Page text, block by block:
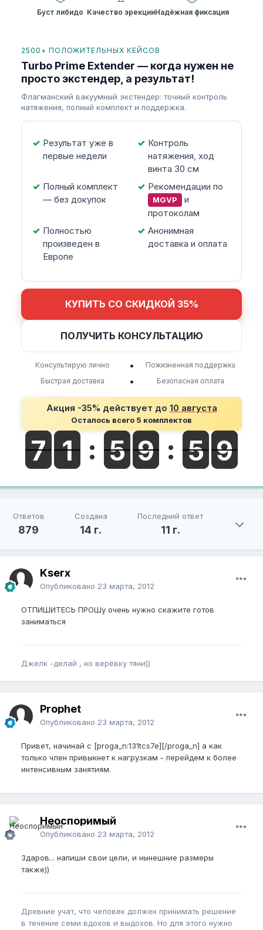
Буст либидо Качество эрекцииНадёжная фиксация
2500+ ПОЛОЖИТЕЛЬНЫХ КЕЙСОВ
Turbo Prime Extender — когда нужен не
просто экстендер, а результат!
Флагманский вакуумный экстендер: точный контроль
натяжения, полный комплект и поддержка.
Результат уже в
первые недели
Контроль
натяжения, ход
винта 30 см
Полный комплект
— без докупок
Рекомендации по
MGVP
и
протоколам
Полностью
произведен в
Европе
Анонимная
доставка и оплата
КУПИТЬ СО СКИДКОЙ 35%
ПОЛУЧИТЬ КОНСУЛЬТАЦИЮ
Консультирую лично •
Пожизненная поддержка
Быстрая доставка
• Безопасная оплата
Акция -35% действует до 10 августа
Осталось всего 5 комплектов
Ответов
879
Создана
14 г.
Последний ответ
11 г.
Kserx
Опубликовано 23 марта, 2012
ОТПИШИТЕСЬ ПРОШу очень нужно скажите готов
заниматься
Джелк -делай , но верёвку тяни))
Prophet
Опубликовано 23 марта, 2012
Привет, начинай с [proga_n:131tcs7e][/proga_n] а как
только член привыкнет к нагрузкам - перейдем к более
интенсивным занятиям.
Неоспоримый
Опубликовано 23 марта, 2012
Здаров... напиши свои цели, и нынешние размеры
также))
Древние учат, что человек должен принимать решение
в течение семи вдохов и выдохов. Но для этого нужно